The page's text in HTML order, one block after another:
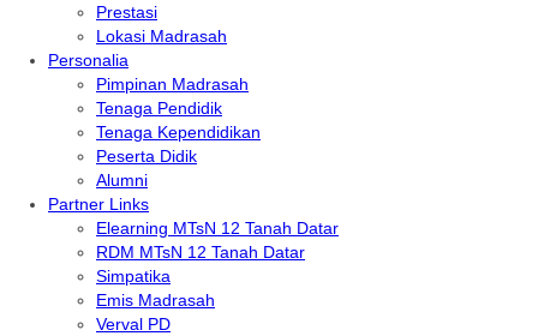
Prestasi
Lokasi Madrasah
Personalia
Pimpinan Madrasah
Tenaga Pendidik
Tenaga Kependidikan
Peserta Didik
Alumni
Partner Links
Elearning MTsN 12 Tanah Datar
RDM MTsN 12 Tanah Datar
Simpatika
Emis Madrasah
Verval PD